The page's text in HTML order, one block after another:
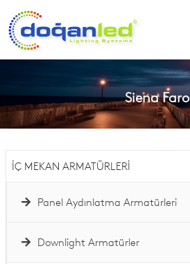
Siena Faro
İÇ MEKAN ARMATÜRLERİ
Panel Aydınlatma Armatürleri
Downlight Armatürler